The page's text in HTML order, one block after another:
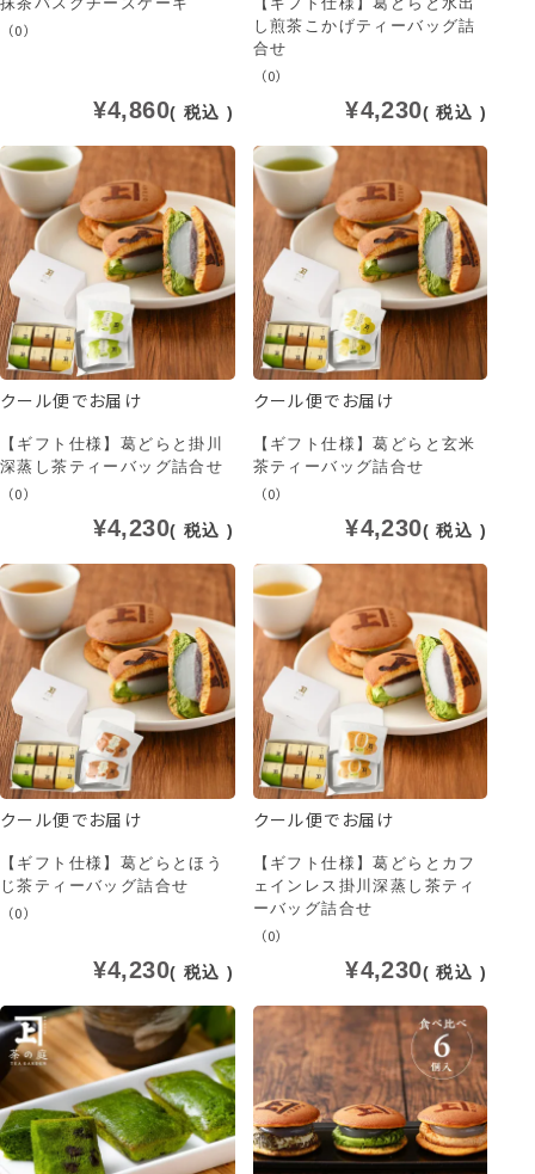
（0）
¥4,860 税込
し煎茶こかげティーバッグ詰
合せ
（0）
¥4,230 税込
クール便でお届け
【ギフト仕様】葛どらと掛川
深蒸し茶ティーバッグ詰合せ
（0）
¥4,230 税込
クール便でお届け
【ギフト仕様】葛どらと玄米
茶ティーバッグ詰合せ
（0）
¥4,230 税込
クール便でお届け
【ギフト仕様】葛どらとほう
じ茶ティーバッグ詰合せ
（0）
¥4,230 税込
クール便でお届け
【ギフト仕様】葛どらとカフ
ェインレス掛川深蒸し茶ティ
ーバッグ詰合せ
（0）
¥4,230 税込